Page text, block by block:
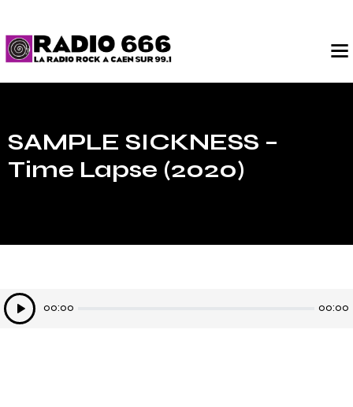
SAMPLE SICKNESS –
Time Lapse (2020)
Lecteur
audio
00:00 00:00